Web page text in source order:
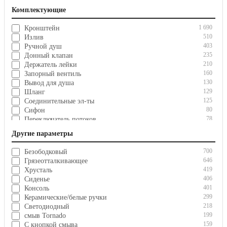
Дверь в нишу
Комплектующие
Кронштейн 1 690
Излив 510
Ручной душ 403
Донный клапан 235
Держатель лейки 210
Запорный вентиль 160
Вывод для душа 130
Шланг 129
Соединительные эл-ты 125
Сифон 80
Переключатель потоков 78
Угловые краны
Механизм слива для WC 29
Другие параметры
Безободковый 700
Грязеотталкивающее 646
Хрусталь 419
Сиденье 406
Консоль 401
Керамические/белые ручки 299
Светодиодный 218
смыв Tornado 199
С кнопкой смыва 159